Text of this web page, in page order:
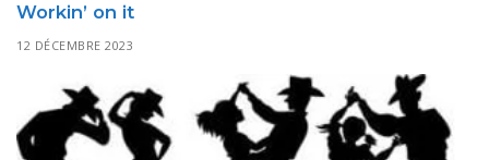
Workin’ on it
12 DÉCEMBRE 2023